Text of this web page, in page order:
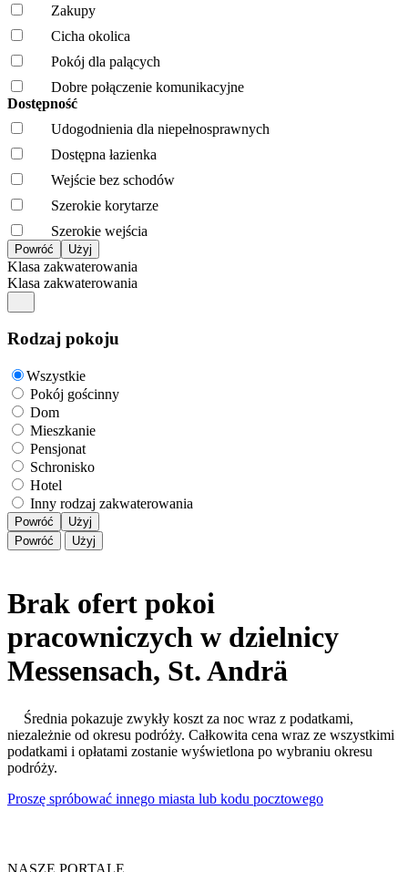
Zakupy
Cicha okolica
Pokój dla palących
Dobre połączenie komunikacyjne
Dostępność
Udogodnienia dla niepełnosprawnych
Dostępna łazienka
Wejście bez schodów
Szerokie korytarze
Szerokie wejścia
Klasa zakwaterowania
Klasa zakwaterowania
Rodzaj pokoju
Wszystkie
Pokój gościnny
Dom
Mieszkanie
Pensjonat
Schronisko
Hotel
Inny rodzaj zakwaterowania
Powróć
Użyj
Powróć
Użyj
Brak ofert pokoi
pracowniczych w dzielnicy
Messensach, St. Andrä
Średnia pokazuje zwykły koszt za noc wraz z podatkami,
niezależnie od okresu podróży. Całkowita cena wraz ze wszystkimi
podatkami i opłatami zostanie wyświetlona po wybraniu okresu
podróży.
Proszę spróbować innego miasta lub kodu pocztowego
NASZE PORTALE